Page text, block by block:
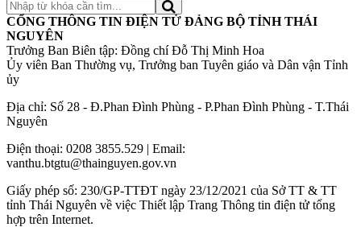
CỔNG THÔNG TIN ĐIỆN TỬ ĐẢNG BỘ TỈNH THÁI
NGUYÊN
Trưởng Ban Biên tập: Đồng chí Đỗ Thị Minh Hoa
Ủy viên Ban Thường vụ, Trưởng ban Tuyên giáo và Dân vận Tỉnh
ủy
Địa chỉ: Số 28 - Đ.Phan Đình Phùng - P.Phan Đình Phùng - T.Thái
Nguyên
Điện thoại: 0208 3855.529 | Email:
vanthu.btgtu@thainguyen.gov.vn
Giấy phép số: 230/GP-TTĐT ngày 23/12/2021 của Sở TT & TT
tỉnh Thái Nguyên về việc Thiết lập Trang Thông tin điện tử tổng
hợp trên Internet.